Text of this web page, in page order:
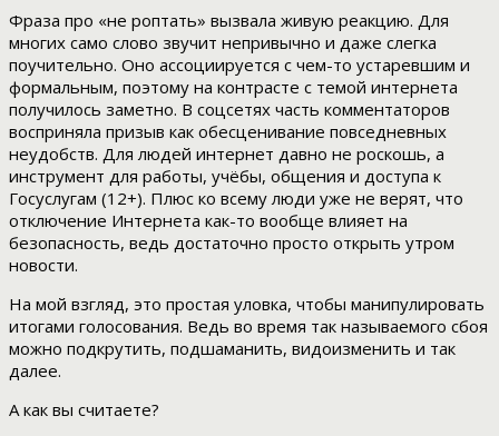
Фраза про «не роптать» вызвала живую реакцию. Для
многих само слово звучит непривычно и даже слегка
поучительно. Оно ассоциируется с чем-то устаревшим и
формальным, поэтому на контрасте с темой интернета
получилось заметно. В соцсетях часть комментаторов
восприняла призыв как обесценивание повседневных
неудобств. Для людей интернет давно не роскошь, а
инструмент для работы, учёбы, общения и доступа к
Госуслугам (12+). Плюс ко всему люди уже не верят, что
отключение Интернета как-то вообще влияет на
безопасность, ведь достаточно просто открыть утром
новости.
На мой взгляд, это простая уловка, чтобы манипулировать
итогами голосования. Ведь во время так называемого сбоя
можно подкрутить, подшаманить, видоизменить и так
далее.
А как вы считаете?